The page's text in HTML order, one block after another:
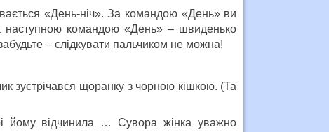
«День-ніч». За командою «День» ви
наступною командою «День» – швиденько
– слідкувати пальчиком не можна!
зустрічався щоранку з чорною кішкою. (Та
йому відчинила … Сувора жінка уважно